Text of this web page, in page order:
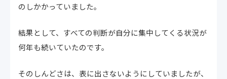
のしかかっていました。
結果として、すべての判断が自分に集中してくる状況が
何年も続いていたのです。
そのしんどさは、表に出さないようにしていましたが、